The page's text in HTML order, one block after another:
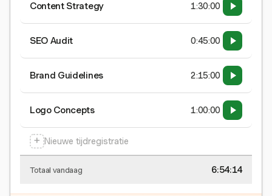
Content Strategy 1:30:00
SEO Audit 0:45:00
Brand Guidelines 2:15:00
Logo Concepts 1:00:00
+ Nieuwe tijdregistratie
Totaal vandaag 6:54:15